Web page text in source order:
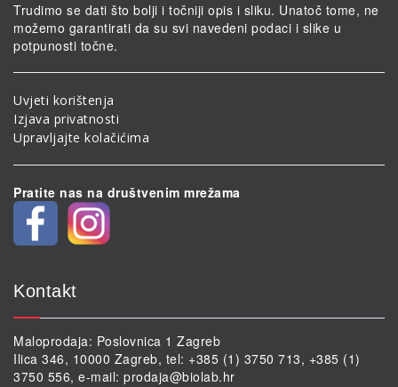
Trudimo se dati što bolji i točniji opis i sliku. Unatoč tome, ne
možemo garantirati da su svi navedeni podaci i slike u
potpunosti točne.
Uvjeti korištenja
Izjava privatnosti
Upravljajte kolačićima
Pratite nas na društvenim mrežama
Kontakt
Maloprodaja: Poslovnica 1 Zagreb
Ilica 346, 10000 Zagreb, tel: +385 (1) 3750 713, +385 (1)
3750 556, e-mail: prodaja@biolab.hr